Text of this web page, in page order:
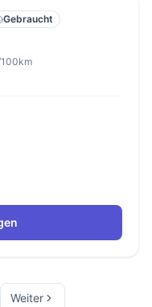
Gebraucht
100km
Weiter